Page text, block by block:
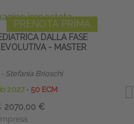
PRENOTA PRIMA
DALLA FASE
EVOLUTIVA - MASTER
Stefania Brioschi
2027 ∙ 50 ECM
2070,00 €